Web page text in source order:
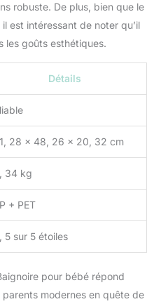
robuste. De plus, bien que le
est intéressant de noter qu’il
les goûts esthétiques.
Détails
28 x 48, 26 x 20, 32 cm
34 kg
+ PET
5 sur 5 étoiles
pour bébé répond
modernes en quête de